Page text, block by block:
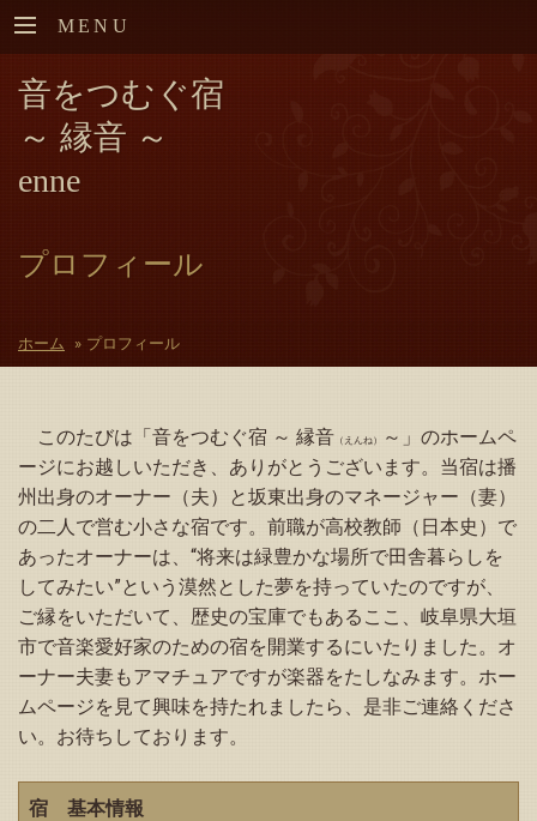
MENU
音をつむぐ宿
～ 縁音 ～
enne
プロフィール
ホーム » プロフィール
このたびは「音をつむぐ宿 ～ 縁音 （えんね）
～」のホームペ
ージにお越しいただき、ありがとうございます。当宿は播
州出身のオーナー（夫）と坂東出身のマネージャー（妻）
の二人で営む小さな宿です。前職が高校教師（日本史）で
あったオーナーは、“将来は緑豊かな場所で田舎暮らしを
してみたい”という漠然とした夢を持っていたのですが、
ご縁をいただいて、歴史の宝庫でもあるここ、岐阜県大垣
市で音楽愛好家のための宿を開業するにいたりました。オ
ーナー夫妻もアマチュアですが楽器をたしなみます。ホー
ムページを見て興味を持たれましたら、是非ご連絡くださ
い。お待ちしております。
宿 基本情報